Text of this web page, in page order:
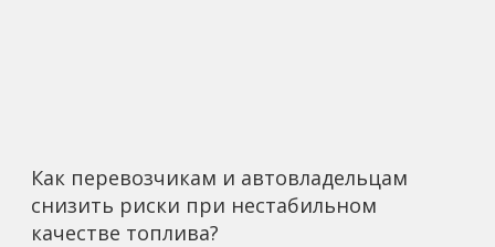
Как перевозчикам и автовладельцам
снизить риски при нестабильном
качестве топлива?